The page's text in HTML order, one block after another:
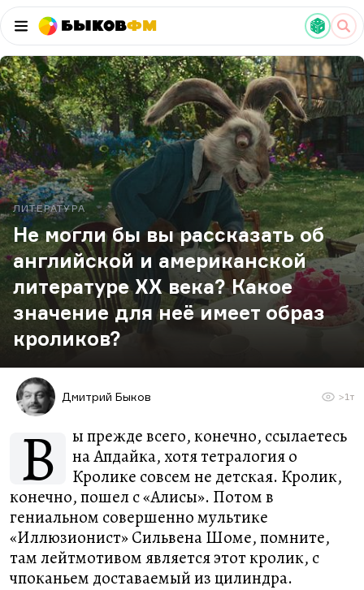
БыковФМ
ЛИТЕРАТУРА
Не могли бы вы рассказать об
английской и американской
литературе XX века? Какое
значение для неё имеет образ
кроликов?
Дмитрий Быков >1т
В
ы прежде всего, конечно, ссылаетесь
на Апдайка, хотя тетралогия о
Кролике совсем не детская. Кролик,
конечно, пошел с «Алисы». Потом в
гениальном совершенно мультике
«Иллюзионист» Сильвена Шоме, помните,
там лейтмотивом является этот кролик, с
чпоканьем доставаемый из цилиндра.